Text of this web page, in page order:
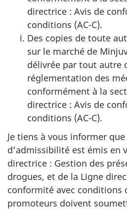
directrice : Avis de
conditions (AC-C).
Des copies de toute
sur le marché de
délivrée par tout autre
réglementation des
conformément à la
directrice : Avis de
conditions (AC-C).
Je tiens à vous informer
d’admissibilité est émis en
directrice : Gestion des
drogues, et de la Ligne
conformité avec conditions
promoteurs doivent